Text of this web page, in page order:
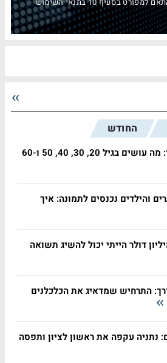
החודש
בגיל 20, 30, 40, 50 ו-60
והילדים נכנסים לתמונה: איך
דולר הייתי יכול להשיג תשואה
התרחיש שמדאיג את הכלכלנים
נתניה עקפה את ראשון לציון ותפסה